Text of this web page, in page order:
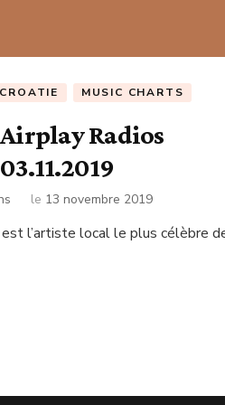
CROATIE MUSIC CHARTS
Radios
le 13 novembre 2019
l’artiste local le plus célèbre